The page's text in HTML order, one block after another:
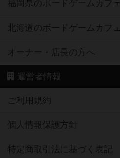
福岡県のボードゲームカフェ
北海道のボードゲームカフェ
オーナー・店長の方へ
運営者情報
ご利用規約
個人情報保護方針
特定商取引法に基づく表記